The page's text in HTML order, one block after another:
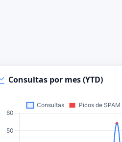
Consultas por mes (YTD)